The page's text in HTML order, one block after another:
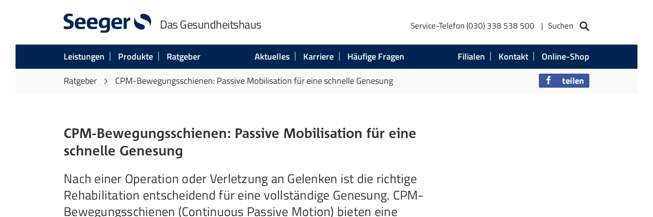
Das Gesundheitshaus Service-Telefon (030) 338 538 500 Suchen
Leistungen Produkte Ratgeber Aktuelles Karriere Häufige Fragen Filialen Kontakt
Online-Shop
Ratgeber
CPM-Bewegungsschienen: Passive Mobilisation für eine schnelle Genesung teilen
CPM-Bewegungsschienen: Passive Mobilisation für eine
schnelle Genesung
Nach einer Operation oder Verletzung an Gelenken ist die richtige
Rehabilitation entscheidend für eine vollständige Genesung. CPM-
Bewegungsschienen (Continuous Passive Motion) bieten eine